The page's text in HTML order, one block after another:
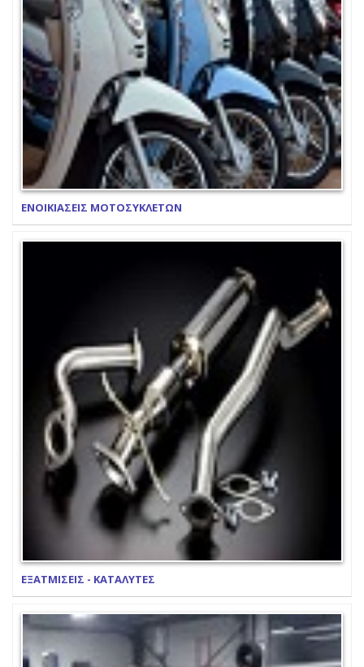
ΕΝΟΙΚΙΑΣΕΙΣ ΜΟΤΟΣΥΚΛΕΤΩΝ
ΕΞΑΤΜΙΣΕΙΣ - ΚΑΤΑΛΥΤΕΣ